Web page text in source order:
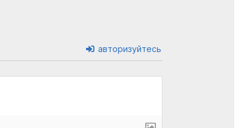
авторизуйтесь